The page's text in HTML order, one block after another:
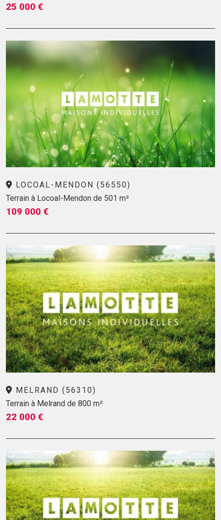
25 000 €
LOCOAL-MENDON (56550)
Terrain à Locoal-Mendon de 501 m²
109 000 €
MELRAND (56310)
Terrain à Melrand de 800 m²
22 000 €